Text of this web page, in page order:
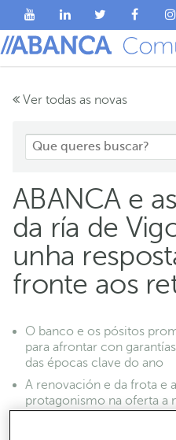
Ver todas as novas
ABANCA e
da ría de
unha
fronte aos
O banco e os pósitos
para afrontar con
das épocas clave do ano
A renovación e da frota e
protagonismo na oferta a
para reforzar a